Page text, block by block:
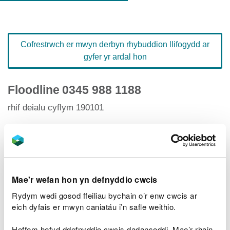
Mae'r wefan hon yn defnyddio cwcis
Rydym wedi gosod ffeiliau bychain o’r enw cwcis ar
eich dyfais er mwyn caniatáu i’n safle weithio.
Cofrestrwch er mwyn derbyn rhybuddion llifogydd ar
gyfer yr ardal hon
Floodline 0345 988 1188
rhif deialu cyflym 190101
Hafan Rhybuddion Llifogydd
Lefelau afonydd